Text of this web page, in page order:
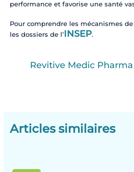
performance et favorise une santé
Pour comprendre les mécanismes
les dossiers de l’INSEP.
Revitive Medic Pharma
Articles similaires